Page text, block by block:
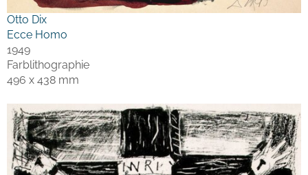
Otto Dix
Ecce Homo
1949
Farblithographie
496 x 438 mm